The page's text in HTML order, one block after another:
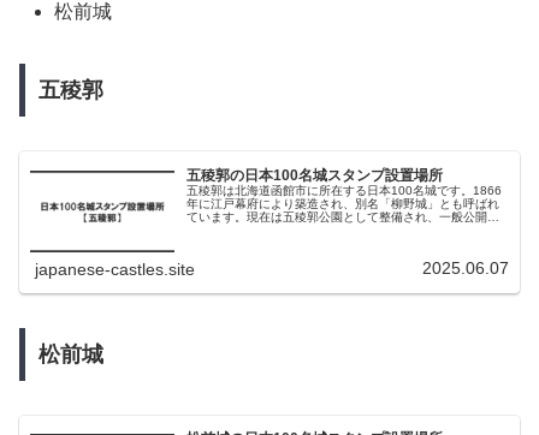
松前城
五稜郭
五稜郭の日本100名城スタンプ設置場所
五稜郭は北海道函館市に所在する日本100名城です。1866
年に江戸幕府により築造され、別名「柳野城」とも呼ばれ
ています。現在は五稜郭公園として整備され、一般公開さ
japanese-castles.site 2025.06.07
松前城